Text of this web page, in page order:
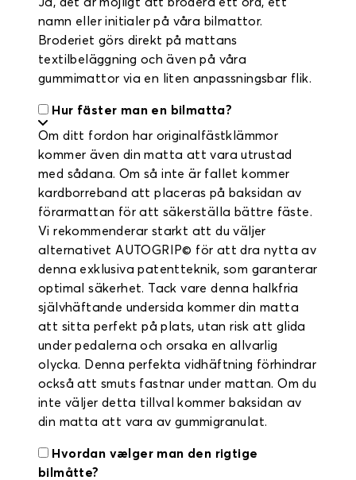
namn eller initialer på våra bilmattor.
Broderiet görs direkt på mattans
textilbeläggning och även på våra
gummimattor via en liten anpassningsbar flik.
Hur fäster man en bilmatta?
Om ditt fordon har originalfästklämmor
kommer även din matta att vara utrustad
med sådana. Om så inte är fallet kommer
kardborreband att placeras på baksidan av
förarmattan för att säkerställa bättre fäste.
Vi rekommenderar starkt att du väljer
alternativet AUTOGRIP© för att dra nytta av
denna exklusiva patentteknik, som garanterar
optimal säkerhet. Tack vare denna halkfria
självhäftande undersida kommer din matta
att sitta perfekt på plats, utan risk att glida
under pedalerna och orsaka en allvarlig
olycka. Denna perfekta vidhäftning förhindrar
också att smuts fastnar under mattan. Om du
inte väljer detta tillval kommer baksidan av
din matta att vara av gummigranulat.
Hvordan vælger man den rigtige
bilmåtte?